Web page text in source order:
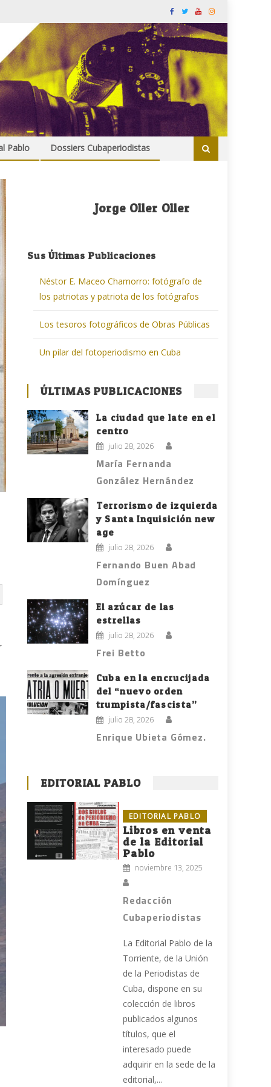
Pablo Dossiers Cubaperiodistas
Jorge Oller Oller
Sus Últimas Publicaciones
Néstor E. Maceo Chamorro: fotógrafo de
los patriotas y patriota de los fotógrafos
Los tesoros fotográficos de Obras Públicas
Un pilar del fotoperiodismo en Cuba
ÚLTIMAS PUBLICACIONES
La ciudad que late en el
centro
julio 28, 2026
María Fernanda
González Hernández
Terrorismo de izquierda
y Santa Inquisición new
age
julio 28, 2026
Fernando Buen Abad
Domínguez
El azúcar de las
estrellas
julio 28, 2026
Frei Betto
Cuba en la encrucijada
del “nuevo orden
trumpista/fascista”
julio 28, 2026
Enrique Ubieta Gómez.
EDITORIAL PABLO
EDITORIAL PABLO
Libros en venta
de la Editorial
Pablo
noviembre 13, 2025
Redacción
Cubaperiodistas
La Editorial Pablo de la
Torriente, de la Unión
de la Periodistas de
Cuba, dispone en su
colección de libros
publicados algunos
títulos, que el
interesado puede
adquirir en la sede de la
editorial,...